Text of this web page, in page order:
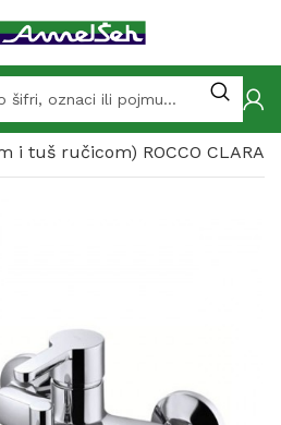
i tuš ručicom) ROCCO CLARA